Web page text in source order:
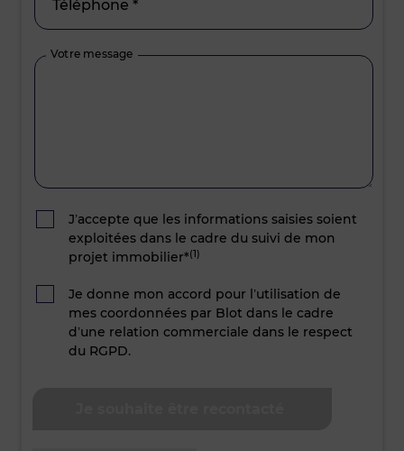
Téléphone *
Votre message
J’accepte que les informations saisies soient
exploitées dans le cadre du suivi de mon
projet immobilier*(1)
Je donne mon accord pour l’utilisation de
mes coordonnées par Blot dans le cadre
d’une relation commerciale dans le respect
du RGPD.